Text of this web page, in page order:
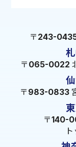
〒243-
〒065-0022
〒983-0833
〒140-